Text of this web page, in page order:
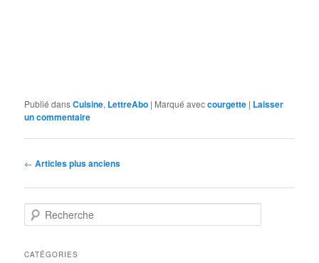
Publié dansCuisine, LettreAbo | Marqué aveccourgette | Laisser
un commentaire
Navigation
articles
← Articles plus anciens
e
h
CATÉGORIES